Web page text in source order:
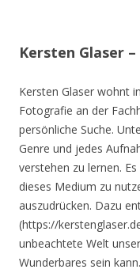
Kersten Glaser
Kersten Glaser wohnt
Fotografie an der
persönliche Suche.
Genre und jedes
verstehen zu lernen.
dieses Medium zu
auszudrücken. Dazu
(https://
unbeachtete Welt
Wunderbares sein